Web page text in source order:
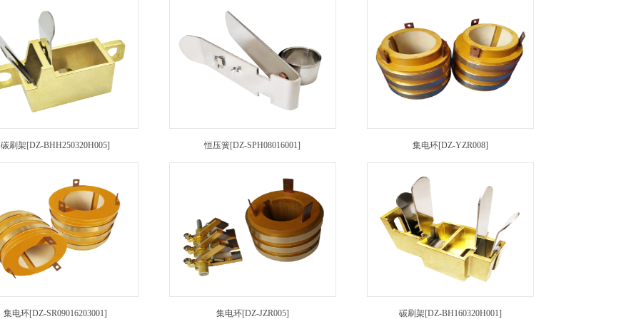
碳刷架[DZ-BHH250320H005] 恒压簧[DZ-SPH08016001] 集电环[DZ-YZR008]
集电环[DZ-SR09016203001] 集电环[DZ-JZR005] 碳刷架[DZ-BH160320H001]